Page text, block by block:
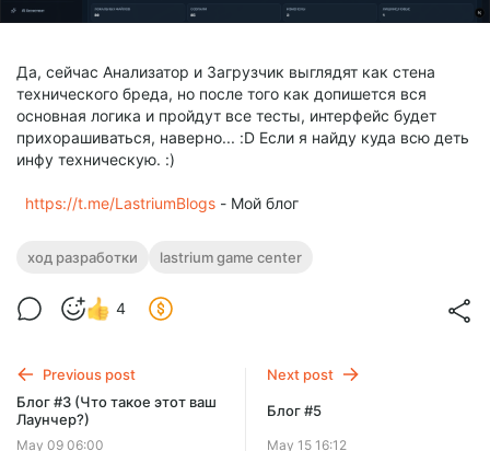
Да, сейчас Анализатор и Загрузчик выглядят как стена
технического бреда, но после того как допишется вся
основная логика и пройдут все тесты, интерфейс будет
прихорашиваться, наверно... :D Если я найду куда всю деть
инфу техническую. :)
https://t.me/LastriumBlogs - Мой блог
ход разработки lastrium game center
4
Previous post
Блог #3 (Что такое этот ваш
Лаунчер?)
May 09 06:00
Next post
Блог #5
May 15 16:12